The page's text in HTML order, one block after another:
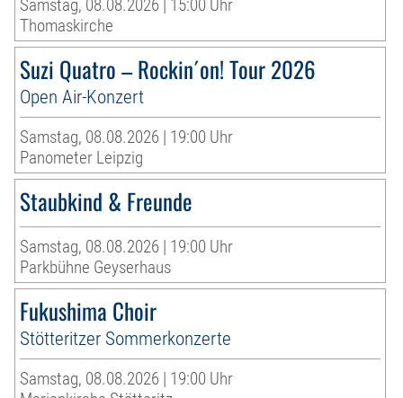
Samstag, 08.08.2026 | 15:00 Uhr
Thomaskirche
Suzi Quatro – Rockin´on! Tour 2026
Open Air-Konzert
Samstag, 08.08.2026 | 19:00 Uhr
Panometer Leipzig
Staubkind & Freunde
Samstag, 08.08.2026 | 19:00 Uhr
Parkbühne Geyserhaus
Fukushima Choir
Stötteritzer Sommerkonzerte
Samstag, 08.08.2026 | 19:00 Uhr